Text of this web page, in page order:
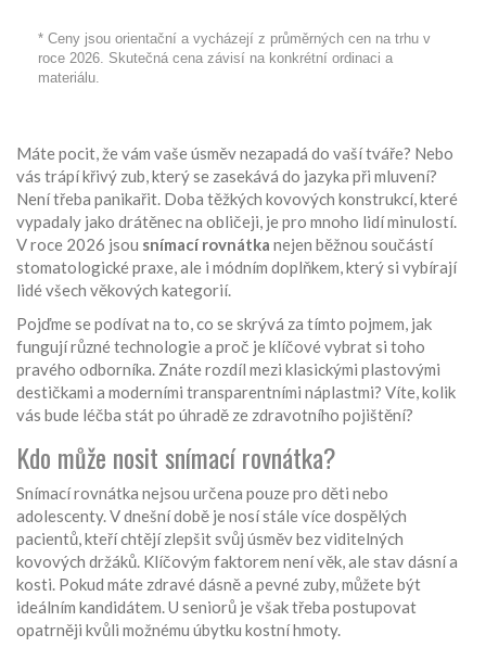
* Ceny jsou orientační a vycházejí z průměrných cen na trhu v
roce 2026. Skutečná cena závisí na konkrétní ordinaci a
materiálu.
Máte pocit, že vám vaše úsměv nezapadá do vaší tváře? Nebo
vás trápí křivý zub, který se zasekává do jazyka při mluvení?
Není třeba panikařit. Doba těžkých kovových konstrukcí, které
vypadaly jako drátěnec na obličeji, je pro mnoho lidí minulostí.
V roce 2026 jsou snímací rovnátka nejen běžnou součástí
stomatologické praxe, ale i módním doplňkem, který si vybírají
lidé všech věkových kategorií.
Pojďme se podívat na to, co se skrývá za tímto pojmem, jak
fungují různé technologie a proč je klíčové vybrat si toho
pravého odborníka. Znáte rozdíl mezi klasickými plastovými
destičkami a moderními transparentními náplastmi? Víte, kolik
vás bude léčba stát po úhradě ze zdravotního pojištění?
Kdo může nosit snímací rovnátka?
Snímací rovnátka nejsou určena pouze pro děti nebo
adolescenty. V dnešní době je nosí stále více dospělých
pacientů, kteří chtějí zlepšit svůj úsměv bez viditelných
kovových držáků. Klíčovým faktorem není věk, ale stav dásní a
kosti. Pokud máte zdravé dásně a pevné zuby, můžete být
ideálním kandidátem. U seniorů je však třeba postupovat
opatrněji kvůli možnému úbytku kostní hmoty.